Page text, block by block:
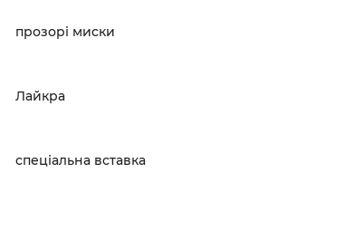
прозорі миски
Лайкра
спеціальна вставка